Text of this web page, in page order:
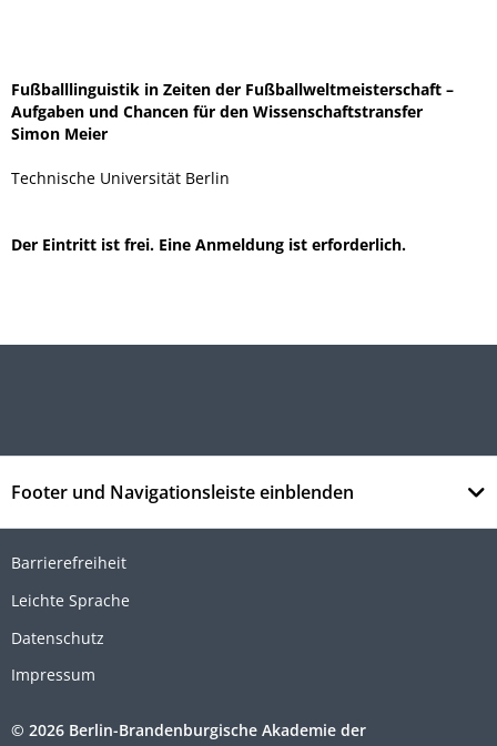
Fußballlinguistik in Zeiten der Fußballweltmeisterschaft –
Aufgaben und Chancen für den Wissenschaftstransfer
Simon Meier
Technische Universität Berlin
Der Eintritt ist frei. Eine Anmeldung ist erforderlich.
Footer und Navigationsleiste einblenden
Barrierefreiheit
Leichte Sprache
Datenschutz
Impressum
© 2026 Berlin-Brandenburgische Akademie der